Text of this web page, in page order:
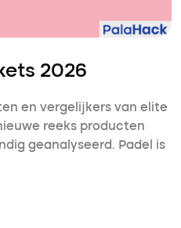
2026
en vergelijkers van elite
reeks producten
geanalyseerd. Padel is